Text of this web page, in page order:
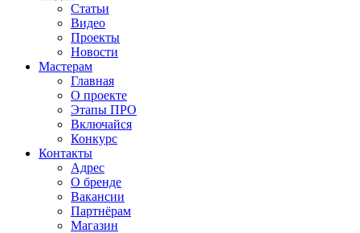
Статьи
Видео
Проекты
Новости
Мастерам
Главная
О проекте
Этапы ПРО
Включайся
Конкурс
Контакты
Адрес
О бренде
Вакансии
Партнёрам
Магазин